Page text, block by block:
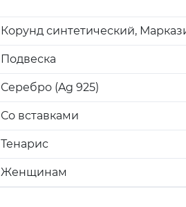
Корунд синтетический,
Подвеска
Серебро (Ag 925)
Со вставками
Тенарис
Женщинам